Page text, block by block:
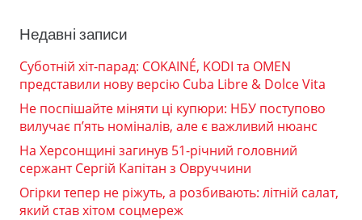
Недавні записи
Суботній хіт-парад: COKAINÉ, KODI та OMEN
представили нову версію Cuba Libre & Dolce Vita
Не поспішайте міняти ці купюри: НБУ поступово
вилучає п’ять номіналів, але є важливий нюанс
На Херсонщині загинув 51-річний головний
сержант Сергій Капітан з Овруччини
Огірки тепер не ріжуть, а розбивають: літній салат,
який став хітом соцмереж